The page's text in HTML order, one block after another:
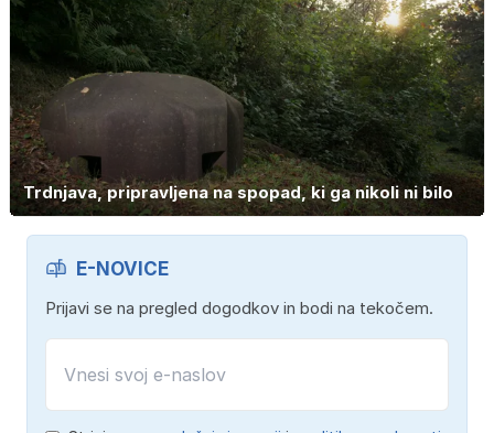
Trdnjava, pripravljena na spopad, ki ga nikoli ni bilo
E-NOVICE
Prijavi se na pregled dogodkov in bodi na tekočem.